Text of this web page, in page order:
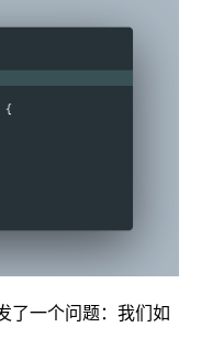
了一个问题：我们如